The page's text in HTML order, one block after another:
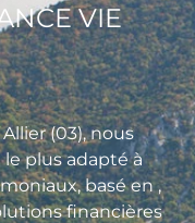
VIE
(03), nous
plus adapté à
basé en ,
financières